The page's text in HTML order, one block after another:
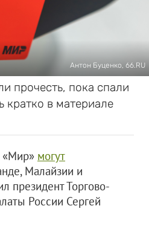
Антон Буценко, 66.RU
прочесть, пока спали
кратко в материале
«Мир» могут
Малайзии и
президент Торгово-
России Сергей